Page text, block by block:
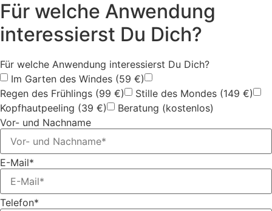
Für welche Anwendung
interessierst Du Dich?
Für welche Anwendung interessierst Du Dich?
Im Garten des Windes (59 €)
Regen des Frühlings (99 €)
Stille des Mondes (149 €)
Kopfhautpeeling (39 €)
Beratung (kostenlos)
Vor- und Nachname
E-Mail*
Telefon*